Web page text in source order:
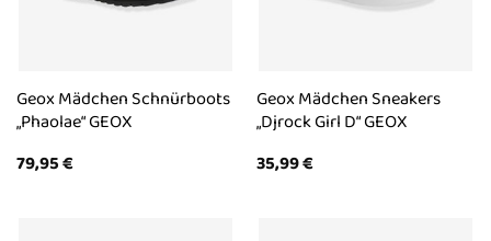
Geox Mädchen Schnürboots
„Phaolae“ GEOX
79,95€
Geox Mädchen Sneakers
„Djrock Girl D“ GEOX
35,99€